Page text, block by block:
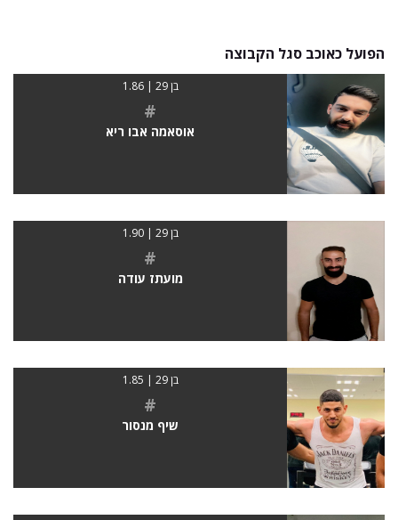
הפועל כאוכב סגל הקבוצה
בן 29 | 1.86
#
אוסאמה אבו ריא
בן 29 | 1.90
#
מועתז עודה
בן 29 | 1.85
#
שיף מנסור